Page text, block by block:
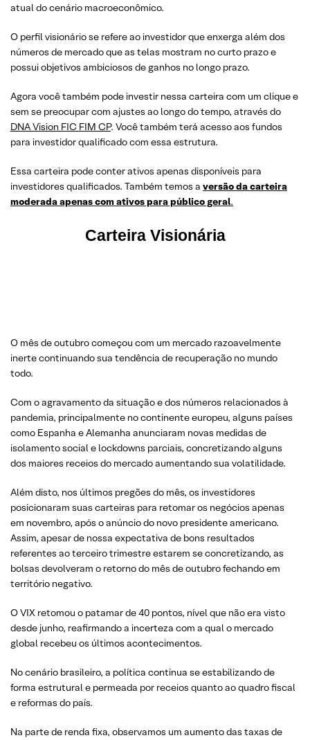
atual do cenário macroeconômico.
O perfil visionário se refere ao investidor que enxerga além dos
números de mercado que as telas mostram no curto prazo e
possui objetivos ambiciosos de ganhos no longo prazo.
Agora você também pode investir nessa carteira com um clique e
sem se preocupar com ajustes ao longo do tempo, através do
DNA Vision FIC FIM CP. Você também terá acesso aos fundos
para investidor qualificado com essa estrutura.
Essa carteira pode conter ativos apenas disponíveis para
investidores qualificados. Também temos a versão da carteira
moderada apenas com ativos para público geral.
Carteira Visionária
O mês de outubro começou com um mercado razoavelmente
inerte continuando sua tendência de recuperação no mundo
todo.
Com o agravamento da situação e dos números relacionados à
pandemia, principalmente no continente europeu, alguns países
como Espanha e Alemanha anunciaram novas medidas de
isolamento social e lockdowns parciais, concretizando alguns
dos maiores receios do mercado aumentando sua volatilidade.
Além disto, nos últimos pregões do mês, os investidores
posicionaram suas carteiras para retomar os negócios apenas
em novembro, após o anúncio do novo presidente americano.
Assim, apesar de nossa expectativa de bons resultados
referentes ao terceiro trimestre estarem se concretizando, as
bolsas devolveram o retorno do mês de outubro fechando em
território negativo.
O VIX retomou o patamar de 40 pontos, nível que não era visto
desde junho, reafirmando a incerteza com a qual o mercado
global recebeu os últimos acontecimentos.
No cenário brasileiro, a política continua se estabilizando de
forma estrutural e permeada por receios quanto ao quadro fiscal
e reformas do país.
Na parte de renda fixa, observamos um aumento das taxas de